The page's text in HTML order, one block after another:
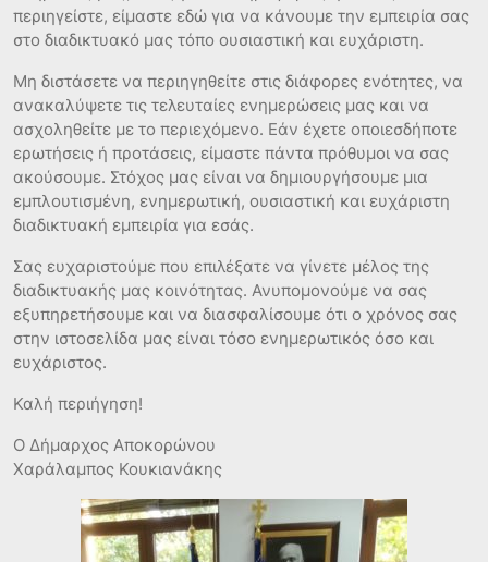
αιγοπροβάτων
10/07/2026
Μάθε περισσότερα
ΑΠΑΛΛΟΤΡΙΩΣΗ ΓΙΑ ΤΗΝ ΚΑΤΑΣΚΕΥΗ ΤΟΥ
ΟΔΙΚΟΥ ΑΞΟΝΑ “ΒΟΡΕΙΟΣ ΟΔΙΚΟΣ ΑΞΟΝΑΣ
ΚΡΗΤΗΣ”
Μάθε περισσότερα
ΑΝΑΚΟΙΝΩΣΗ ΓΙΑ ΤΟ ΚΑΤΑΔΥΤΙΚΟ ΠΑΡΚΟ
ΑΠΟΚΟΡΩΝΟΥ
Μάθε περισσότερα
«Ο Αποκόρωνας απέδειξε ότι η αλληλεγγύη
δεν είναι λόγια, είναι πράξη» Δήλωση…
περιηγείστε, είμαστε εδώ για να κάνουμε την εμπειρία σας
στο διαδικτυακό μας τόπο ουσιαστική και ευχάριστη.
Μη διστάσετε να περιηγηθείτε στις διάφορες ενότητες, να
ανακαλύψετε τις τελευταίες ενημερώσεις μας και να
ασχοληθείτε με το περιεχόμενο. Εάν έχετε οποιεσδήποτε
ερωτήσεις ή προτάσεις, είμαστε πάντα πρόθυμοι να σας
ακούσουμε. Στόχος μας είναι να δημιουργήσουμε μια
εμπλουτισμένη, ενημερωτική, ουσιαστική και ευχάριστη
διαδικτυακή εμπειρία για εσάς.
Σας ευχαριστούμε που επιλέξατε να γίνετε μέλος της
διαδικτυακής μας κοινότητας. Ανυπομονούμε να σας
εξυπηρετήσουμε και να διασφαλίσουμε ότι ο χρόνος σας
στην ιστοσελίδα μας είναι τόσο ενημερωτικός όσο και
ευχάριστος.
Καλή περιήγηση!
Ο Δήμαρχος Αποκορώνου
Χαράλαμπος Κουκιανάκης